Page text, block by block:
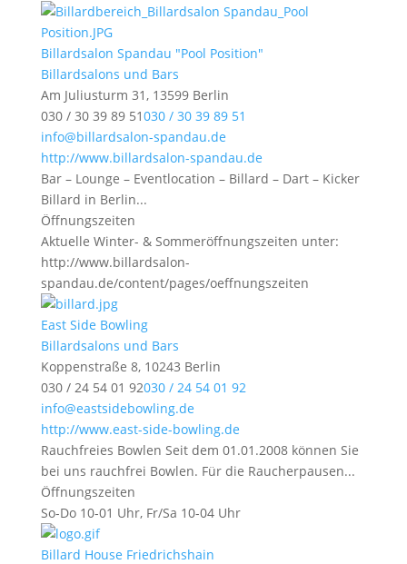
Billardsalon Spandau "Pool Position"
Billardsalons und Bars
Am Juliusturm 31, 13599 Berlin
030 / 30 39 89 51030 / 30 39 89 51
info@billardsalon-spandau.de
http://www.billardsalon-spandau.de
Bar – Lounge – Eventlocation – Billard – Dart – Kicker
Billard in Berlin...
Öffnungszeiten
Aktuelle Winter- & Sommeröffnungszeiten unter:
http://www.billardsalon-
spandau.de/content/pages/oeffnungszeiten
East Side Bowling
Billardsalons und Bars
Koppenstraße 8, 10243 Berlin
030 / 24 54 01 92030 / 24 54 01 92
info@eastsidebowling.de
http://www.east-side-bowling.de
Rauchfreies Bowlen Seit dem 01.01.2008 können Sie
bei uns rauchfrei Bowlen. Für die Raucherpausen...
Öffnungszeiten
So-Do 10-01 Uhr, Fr/Sa 10-04 Uhr
Billard House Friedrichshain